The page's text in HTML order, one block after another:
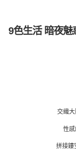
9色生活 暗夜
交織
性
拼接鏤